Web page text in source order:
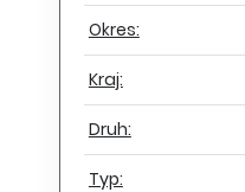
Okres:
Kraj:
Druh:
Typ: